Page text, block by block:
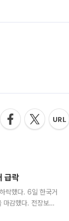
급락
락했다. 6일 한국거
감했다. 전장보다